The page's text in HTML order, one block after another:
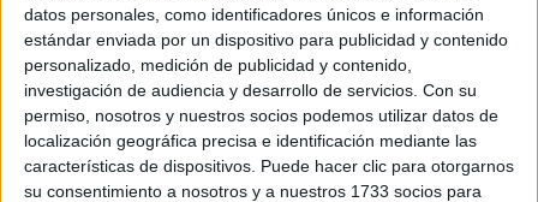
datos personales, como identificadores únicos e información
estándar enviada por un dispositivo para publicidad y contenido
personalizado, medición de publicidad y contenido,
investigación de audiencia y desarrollo de servicios. Con su
permiso, nosotros y nuestros socios podemos utilizar datos de
localización geográfica precisa e identificación mediante las
características de dispositivos. Puede hacer clic para otorgarnos
su consentimiento a nosotros y a nuestros 1733 socios para
Online |Burgos
Máster Universitario en
Información de Sostenibilidad y
Aseguramiento
UNIVERSIDAD DE BURGOS (Universidad Pública)
Tipo: Máster
Pídeles información ¡GRATIS!